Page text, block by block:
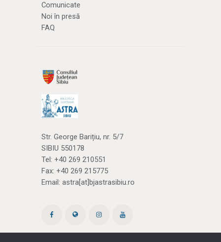
Comunicate
Noi în presă
FAQ
Str. George Barițiu, nr. 5/7
SIBIU 550178
Tel: +40 269 210551
Fax: +40 269 215775
Email: astra[at]bjastrasibiu.ro